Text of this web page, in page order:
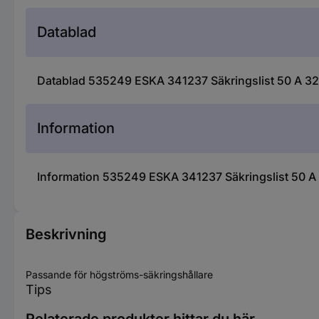
Datablad
Datablad 535249 ESKA 341237 Säkringslist 50 A
Information
Information 535249 ESKA 341237 Säkringslist 50 A
Beskrivning
Passande för högströms-säkringshållare
Tips